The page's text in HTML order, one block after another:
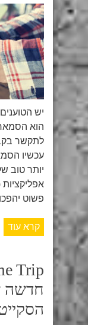
יש
הוא
לתקשר
עכשיו
יותר טוב
פשוט
קרא עוד
חדשה